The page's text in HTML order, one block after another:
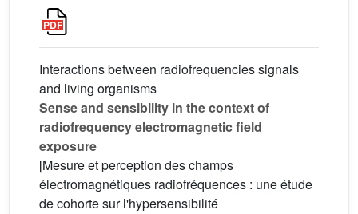
Interactions between radiofrequencies signals
and living organisms
Sense and sensibility in the context of
radiofrequency electromagnetic field
exposure
[Mesure et perception des champs
électromagnétiques radiofréquences : une étude
de cohorte sur l'hypersensibilité